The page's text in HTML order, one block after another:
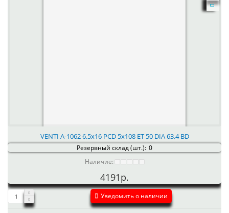
VENTI А-1062 6.5x16 PCD 5x108 ET 50 DIA 63.4 BD
Резервный склад (шт.): 0
Наличие:
4191р.
Уведомить о наличии